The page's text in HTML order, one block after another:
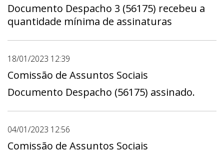
Documento Despacho 3 (56175) recebeu a
quantidade mínima de assinaturas
18/01/2023 12:39
Comissão de Assuntos Sociais
Documento Despacho (56175) assinado.
04/01/2023 12:56
Comissão de Assuntos Sociais